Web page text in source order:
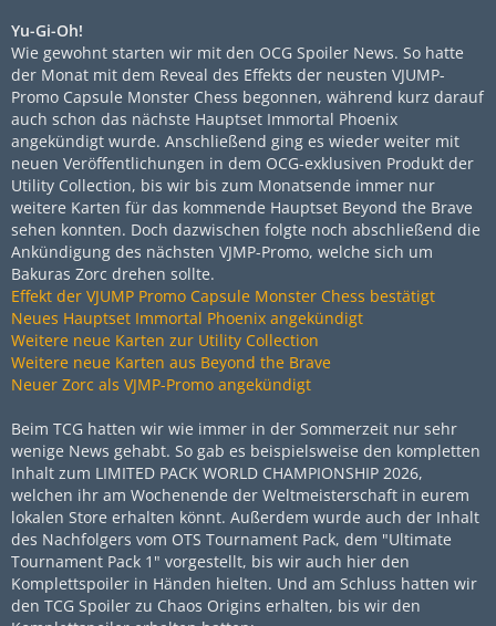
Yu-Gi-Oh!
Wie gewohnt starten wir mit den OCG Spoiler News. So hatte
der Monat mit dem Reveal des Effekts der neusten VJUMP-
Promo Capsule Monster Chess begonnen, während kurz darauf
auch schon das nächste Hauptset Immortal Phoenix
angekündigt wurde. Anschließend ging es wieder weiter mit
neuen Veröffentlichungen in dem OCG-exklusiven Produkt der
Utility Collection, bis wir bis zum Monatsende immer nur
weitere Karten für das kommende Hauptset Beyond the Brave
sehen konnten. Doch dazwischen folgte noch abschließend die
Ankündigung des nächsten VJMP-Promo, welche sich um
Bakuras Zorc drehen sollte.
Effekt der VJUMP Promo Capsule Monster Chess bestätigt
Neues Hauptset Immortal Phoenix angekündigt
Weitere neue Karten zur Utility Collection
Weitere neue Karten aus Beyond the Brave
Neuer Zorc als VJMP-Promo angekündigt
Beim TCG hatten wir wie immer in der Sommerzeit nur sehr
wenige News gehabt. So gab es beispielsweise den kompletten
Inhalt zum LIMITED PACK WORLD CHAMPIONSHIP 2026,
welchen ihr am Wochenende der Weltmeisterschaft in eurem
lokalen Store erhalten könnt. Außerdem wurde auch der Inhalt
des Nachfolgers vom OTS Tournament Pack, dem "Ultimate
Tournament Pack 1" vorgestellt, bis wir auch hier den
Komplettspoiler in Händen hielten. Und am Schluss hatten wir
den TCG Spoiler zu Chaos Origins erhalten, bis wir den